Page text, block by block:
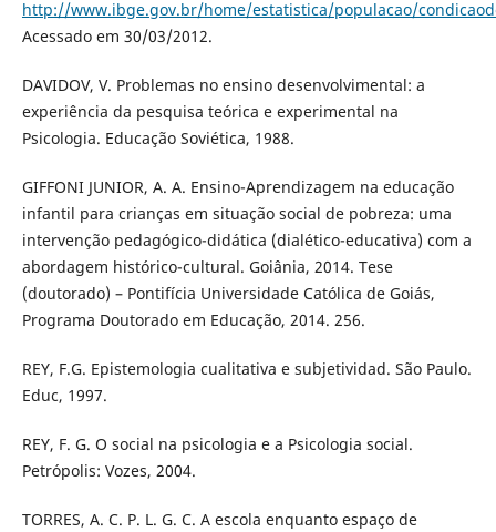
http://www.ibge.gov.br/home/estatistica/populacao/
Acessado em 30/03/2012.
DAVIDOV, V. Problemas no ensino desenvolvimental: a
experiência da pesquisa teórica e experimental na
Psicologia. Educação Soviética, 1988.
GIFFONI JUNIOR, A. A. Ensino-Aprendizagem na educação
infantil para crianças em situação social de pobreza: uma
intervenção pedagógico-didática (dialético-educativa) com a
abordagem histórico-cultural. Goiânia, 2014. Tese
(doutorado) – Pontifícia Universidade Católica de Goiás,
Programa Doutorado em Educação, 2014. 256.
REY, F.G. Epistemologia cualitativa e subjetividad. São Paulo.
Educ, 1997.
REY, F. G. O social na psicologia e a Psicologia social.
Petrópolis: Vozes, 2004.
TORRES, A. C. P. L. G. C. A escola enquanto espaço de